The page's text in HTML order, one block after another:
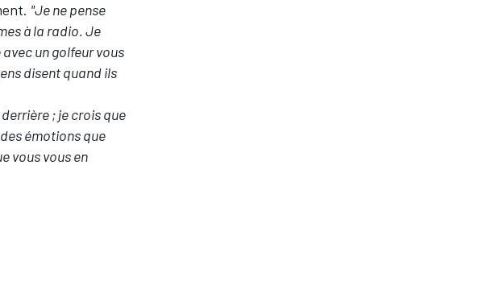
"Je ne pense
à la radio. Je
un golfeur vous
disent quand ils
; je crois que
émotions que
vous vous en